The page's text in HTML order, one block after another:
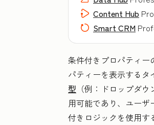
Content Hub
Smart CRM
条件付きプロパティー
パティーを表示するタ
型 （例：ドロップダ
用可能であり、ユー
付きロジックを使用す